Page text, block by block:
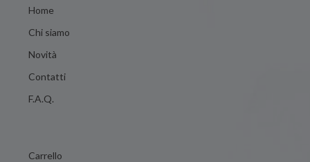
Home
Chi siamo
Novità
Contatti
F.A.Q.
Carrello